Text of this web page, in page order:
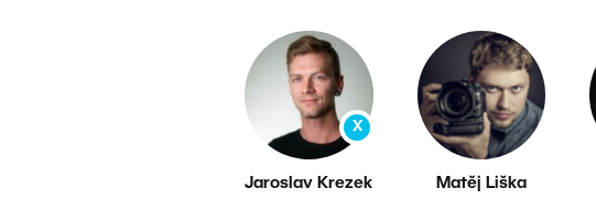
X
Jaroslav Krezek Matěj Liška